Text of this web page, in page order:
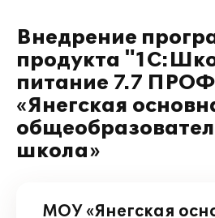
Внедрение
продукта
питание 7.7
«Янегская
школа»
МОУ «Янегская